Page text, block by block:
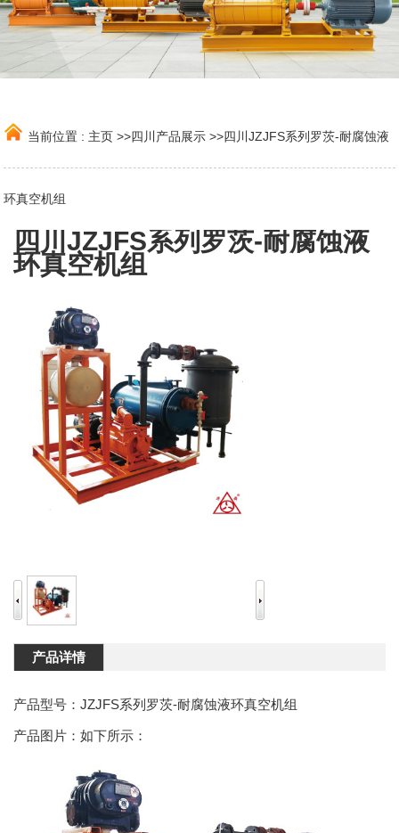
当前位置 : 主页 >>四川产品展示 >>四川JZJFS系列罗茨-耐腐蚀液
环真空机组
四川JZJFS系列罗茨-耐腐蚀液
环真空机组
产品详情
产品型号：JZJFS系列罗茨-耐腐蚀液环真空机组
产品图片：如下所示：